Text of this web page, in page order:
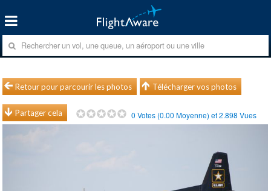
Retour pour parcourir les photos Télécharger vos photos
Partager cela 0 Votes (0.00 Moyenne) et2.898 Vues